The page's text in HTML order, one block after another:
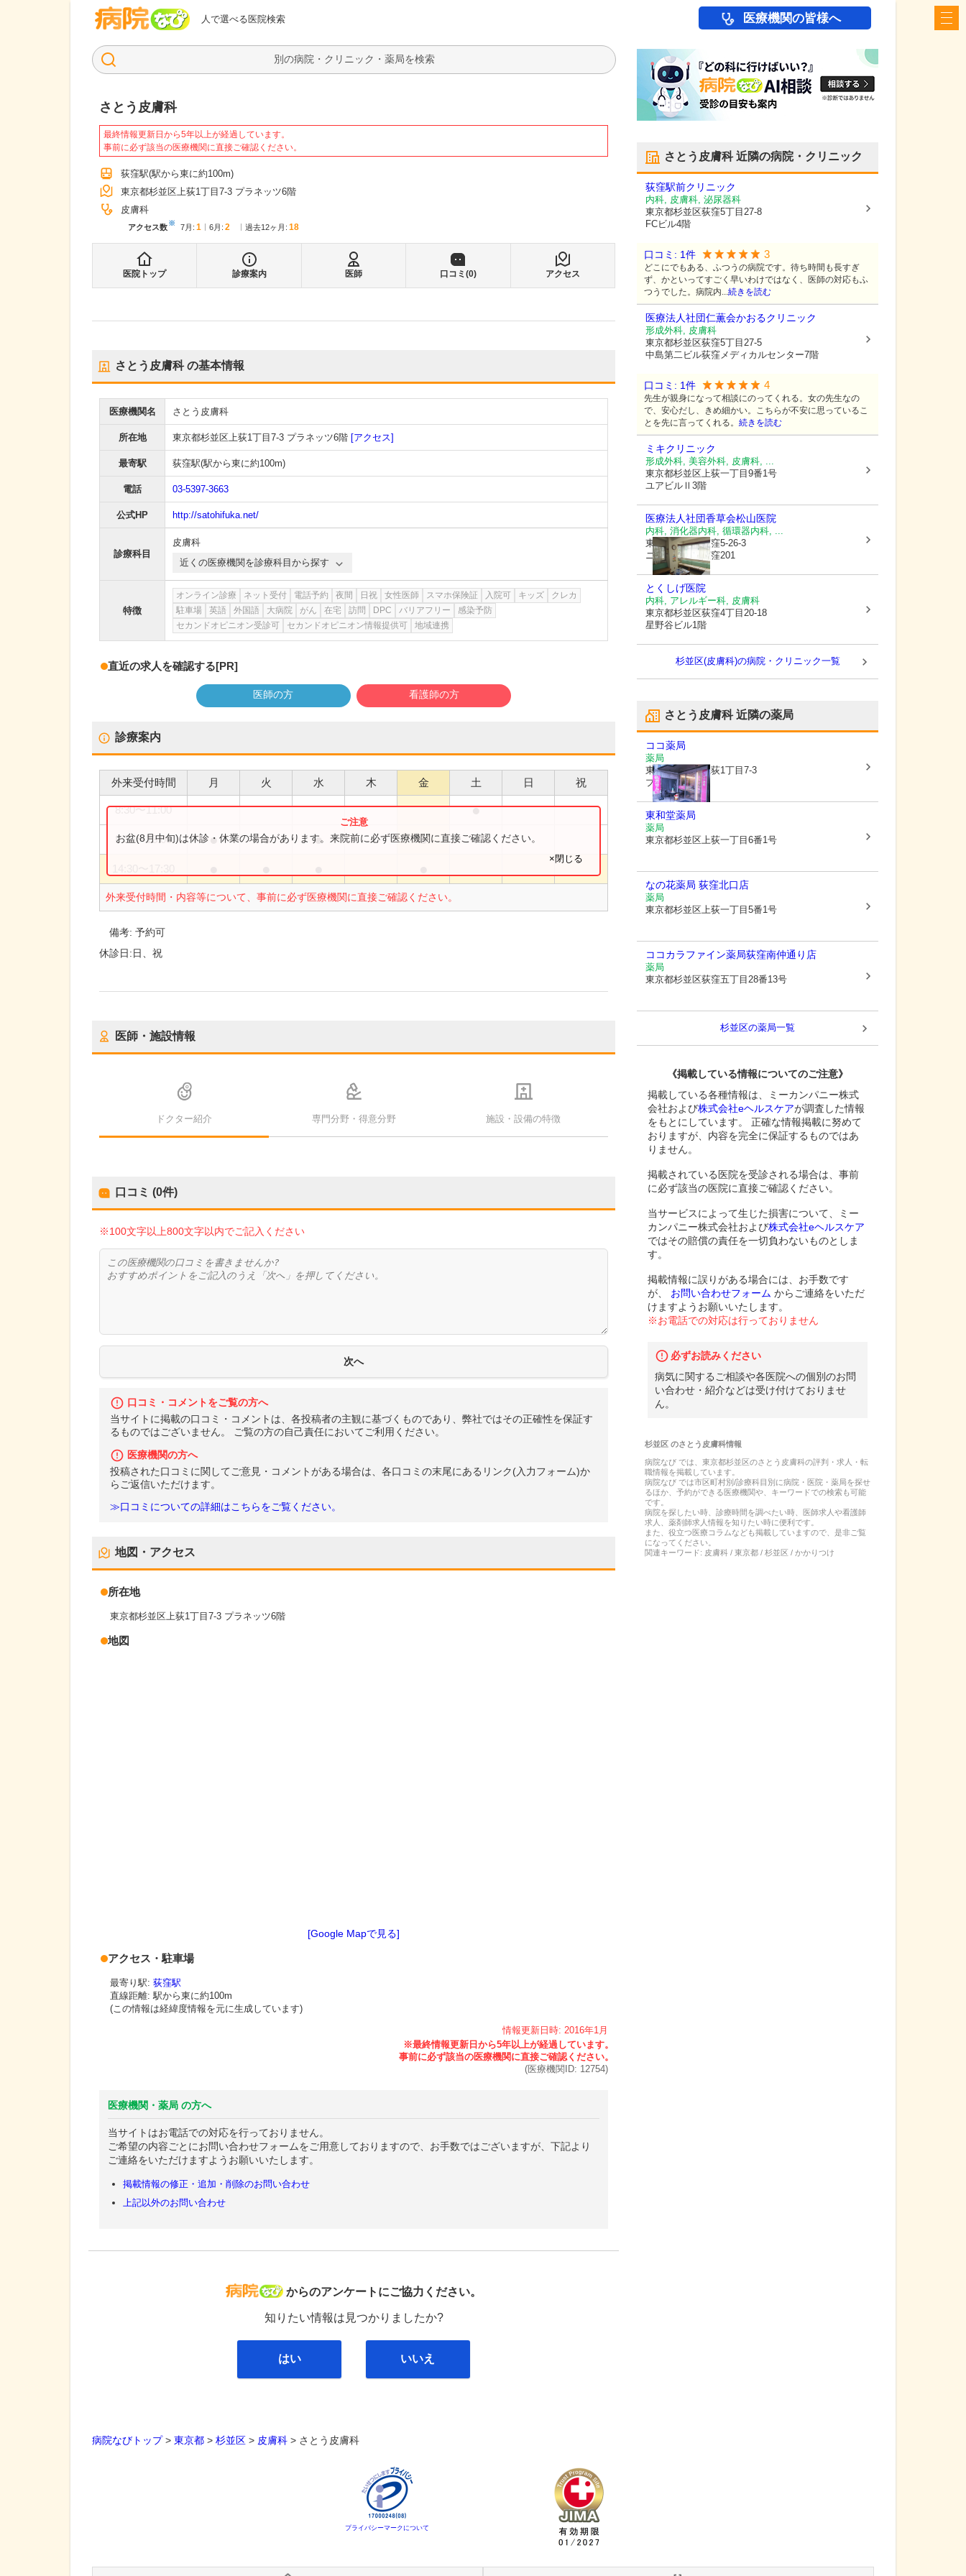
人で選べる医院検索
病院なび 医療機関の皆様へ
検索
さとう皮膚科
最終情報更新日から5年以上が経過しています。
事前に必ず該当の医療機関に直接ご確認ください。
荻窪駅(駅から東に約100m)
東京都杉並区上荻1丁目7-3 プラネッツ6階
皮膚科
アクセス数※ 7月 : 1 6月 : 2 過去12ヶ月: 18
医院トップ 診療案内 医師 口コミ(0) アクセス
さとう皮膚科の基本情報
医療機関名 さとう皮膚科
所在地 東京都杉並区上荻1丁目7-3 プラネッツ6階 [アクセス]
最寄駅 荻窪駅(駅から東に約100m)
電話 03-5397-3663
公式HP http://satohifuka.net/
診療科目
皮膚科
近くの医療機関を診療科目から探す
特徴
オンライン診療 ネット受付 電話予約 夜間 日祝 女性医師 スマホ保険証 入院可 キッズ
クレカ
駐車場
英語 外国語 大病院 がん 在宅 訪問 DPC バリアフリー
感染予防
セカンドオピニオン受診可
セカンドオピニオン情報提供可 地域連携
直近の求人を確認する[PR]
医師の方 看護師の方
診療案内
外来受付時間 月 火 水 木 金 土 日 祝
8:30〜11:00 ●
8:30〜13:00 ● ● ● ●
外来受付時間・内容等について、事前に必ず医療機関に直接ご確認ください。
お盆(8月中旬)は休診・休業の場合があります。来院前に必ず医療機関に直接ご確認ください。
×閉じる
備考:予約可
休診日:日、祝
医師・施設情報
ドクター紹介 専門分野・得意分野 施設・設備の特徴
口コミ (0件)
※100文字以上800文字以内でご記入ください
口コミ・コメントをご覧の方へ
当サイトに掲載の口コミ・コメントは、各投稿者の主観に基づくものであり、弊社ではその正確性を保証す
るものではございません。 ご覧の方の自己責任においてご利用ください。
医療機関の方へ
投稿された口コミに関してご意見・コメントがある場合は、各口コミの末尾にあるリンク(入力フォーム)か
らご返信いただけます。
≫口コミについての詳細はこちらをご覧ください。
地図・アクセス
所在地
東京都杉並区上荻1丁目7-3 プラネッツ6階
地図
[Google Mapで見る]
アクセス・駐車場
最寄り駅: 荻窪駅
直線距離: 駅から東に約100m
(この情報は経緯度情報を元に生成しています)
情報更新日時: 2016年1月
(医療機関ID: 12754)
医療機関・薬局 の方へ
当サイトはお電話での対応を行っておりません。
ご希望の内容ごとにお問い合わせフォームをご用意しておりますので、お手数ではございますが、下記より
ご連絡をいただけますようお願いいたします。
掲載情報の修正・追加・削除のお問い合わせ
上記以外のお問い合わせ
病院なび
からのアンケートにご協力ください。
知りたい情報は見つかりましたか?
はい いいえ
さとう皮膚科近隣の病院・クリニック
荻窪駅前クリニック
内科, 皮膚科, 泌尿器科
東京都杉並区荻窪5丁目27-8
FCビル4階
口コミ: 1件 3
どこにでもある、ふつうの病院です。待ち時間も長すぎ
ず、かといってすごく早いわけではなく、医師の対応もふ
つうでした。病院内...続きを読む
医療法人社団仁薫会かおるクリニック
形成外科, 皮膚科
東京都杉並区荻窪5丁目27-5
中島第二ビル荻窪メディカルセンター7階
口コミ: 1件 4
先生が親身になって相談にのってくれる。女の先生なの
で、安心だし、きめ細かい。こちらが不安に思っているこ
とを先に言ってくれる。 続きを読む
ミキクリニック
形成外科, 美容外科, 皮膚科, ...
東京都杉並区上荻一丁目9番1号
ユアビルⅡ3階
医療法人社団香草会松山医院
内科, 消化器内科, 循環器内科, ...
東京都杉並区荻窪5-26-3
ニューライフ荻窪201
とくしげ医院
内科, アレルギー科, 皮膚科
東京都杉並区荻窪4丁目20-18
星野谷ビル1階
杉並区(皮膚科)の病院・クリニック一覧
さとう皮膚科近隣の薬局
ココ薬局
薬局
東京都杉並区上荻1丁目7-3
プラネッツ 1階
東和堂薬局
薬局
東京都杉並区上荻一丁目6番1号
なの花薬局 荻窪北口店
薬局
東京都杉並区上荻一丁目5番1号
ココカラファイン薬局荻窪南仲通り店
薬局
東京都杉並区荻窪五丁目28番13号
杉並区の薬局一覧
《掲載している情報についてのご注意》
掲載している各種情報は、ミーカンパニー株式
会社および株式会社eヘルスケアが調査した情報
をもとにしています。 正確な情報掲載に努めて
おりますが、内容を完全に保証するものではあ
りません。
掲載されている医院を受診される場合は、事前
に必ず該当の医院に直接ご確認ください。
当サービスによって生じた損害について、ミー
カンパニー株式会社および株式会社eヘルスケア
ではその賠償の責任を一切負わないものとしま
す。
掲載情報に誤りがある場合には、お手数です
が、
お問い合わせフォーム からご連絡をいただ
けますようお願いいたします。
※お電話での対応は行っておりません
必ずお読みください
病気に関するご相談や各医院への個別のお問
い合わせ・紹介などは受け付けておりませ
ん。
杉並区のさとう皮膚科情報
病院なび では、 東京都杉並区のさとう皮膚科の評判・求人・転
職情報を掲載しています。
病院なび では市区町村別/診療科目別に病院・医院・薬局を探せ
るほか、予約ができる医療機関や、キーワードでの検索も可能
です。
病院を探したい時、診療時間を調べたい時、医師求人や看護師
求人、薬剤師求人情報を知りたい時に便利です。
また、役立つ医療コラムなども掲載していますので、是非ご覧
になってください。
関連キーワード: 皮膚科 / 東京都 / 杉並区 / かかりつけ
病院なびトップ> 東京都 > 杉並区 > 皮膚科 > さとう皮膚科
プライバシーマークについて